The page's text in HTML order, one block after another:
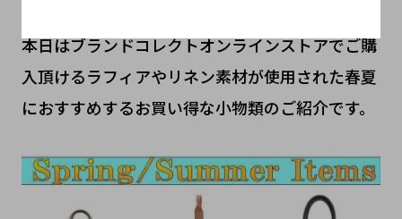
本日はブランドコレクトオンラインストアでご購
入頂けるラフィアやリネン素材が使用された春夏
におすすめするお買い得な小物類のご紹介です。